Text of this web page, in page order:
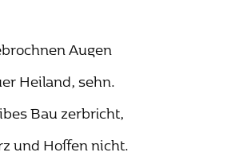
Augen
Heiland, sehn.
Bau zerbricht,
und Hoffen nicht.